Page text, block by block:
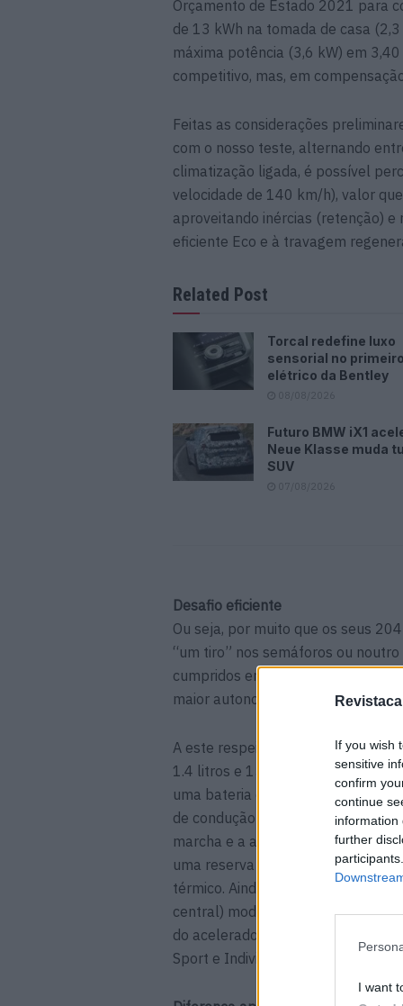
If you wish
sensitive
confirm
continue
information
further
I want
Orçamento de Estado 2021 para
de 13 kWh na tomada de casa
máxima potência (3,6 kW) em
competitivo, mas, em
Feitas as considerações
com o nosso teste, alternando
climatização ligada, é possível
velocidade de 140 km/h), valor
aproveitando inércias (retenção) e
eficiente Eco e à travagem
Related Post
Torcal redefine luxo
sensorial no
elétrico da Bentley
Futuro BMW iX1
Neue Klasse muda
SUV
07/08/2026
Desafio eficiente
Ou seja, por muito que os seus
“um tiro” nos semáforos ou
cumpridos em 7,5 segundos), a
maior autonomia elétrica possível,
A este respeito, o Leon e-Hybrid
1.4 litros e 150 CV que atua em
uma bateria de iões de lítio (13,0
de condução “Hybrid”, quando o
marcha e a ação dos motores por
uma reserva da bateria para
térmico. Ainda assim, o comando
central) modula a ação da caixa
do acelerador e de outros
Sport e Individual.